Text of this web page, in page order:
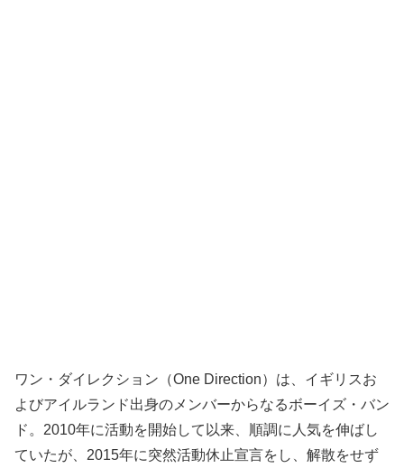
ワン・ダイレクション（One Direction）は、イギリスお
よびアイルランド出身のメンバーからなるボーイズ・バン
ド。2010年に活動を開始して以来、順調に人気を伸ばし
ていたが、2015年に突然活動休止宣言をし、解散をせず